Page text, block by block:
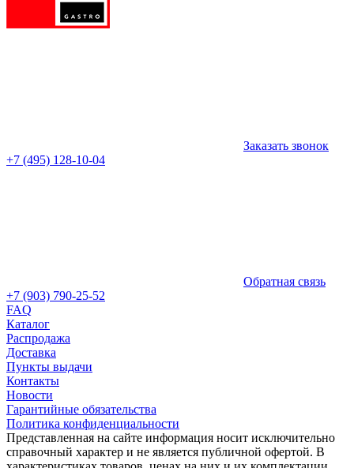
Заказать звонок
+7 (495) 128-10-04
Обратная связь
+7 (903) 790-25-52
FAQ
Каталог
Распродажа
Доставка
Пункты выдачи
Контакты
Новости
Гарантийные обязательства
Политика конфиденциальности
Представленная на сайте информация носит исключительно
справочный характер и не является публичной офертой. В